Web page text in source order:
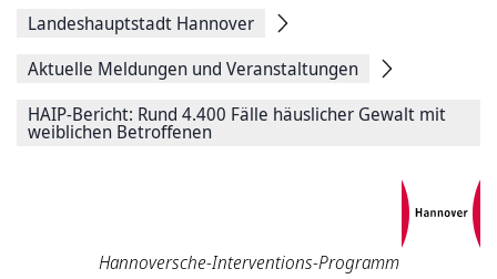
teilen
Seitenlink
Seite
Landeshauptstadt Hannover
Aktuelle Meldungen und Veranstaltungen
HAIP-Bericht: Rund 4.400 Fälle häuslicher Gewalt mit
weiblichen Betroffenen
Hannoversche-Interventions-Programm